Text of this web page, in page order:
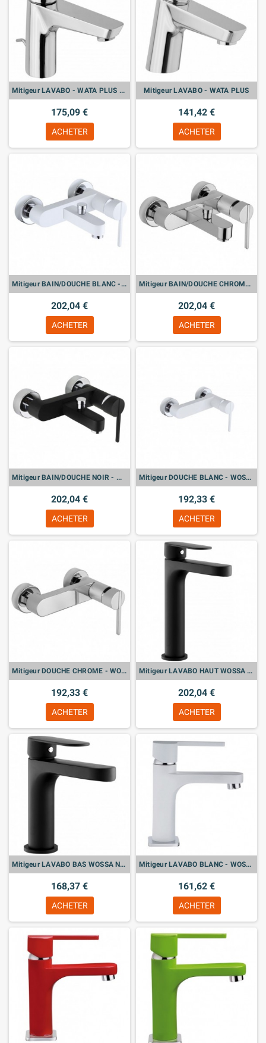
Mitigeur LAVABO - WATA PLUS haut
175,09 €
ACHETER
Mitigeur LAVABO - WATA PLUS
141,42 €
ACHETER
Mitigeur BAIN/DOUCHE BLANC - WOSSA
202,04 €
ACHETER
Mitigeur BAIN/DOUCHE CHROME - WOSSA
202,04 €
ACHETER
Mitigeur BAIN/DOUCHE NOIR - WOSSA
202,04 €
ACHETER
Mitigeur DOUCHE BLANC - WOSSA
192,33 €
ACHETER
Mitigeur DOUCHE CHROME - WOSSA
192,33 €
ACHETER
Mitigeur LAVABO HAUT WOSSA NOIR
202,04 €
ACHETER
Mitigeur LAVABO BAS WOSSA NOIR
168,37 €
ACHETER
Mitigeur LAVABO BLANC - WOSSA
161,62 €
ACHETER